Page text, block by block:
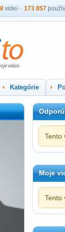
videí 173 857
Kategórie
Tento
Moje
Tento